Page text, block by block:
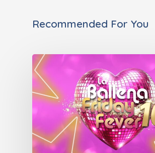
Recommended For You